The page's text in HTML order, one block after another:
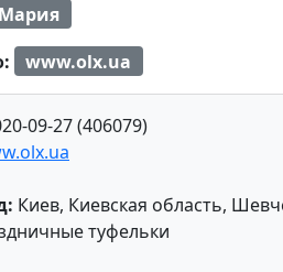
Мария
www.olx.ua
09-27 (406079)
Киев, Киевская область,
туфельки